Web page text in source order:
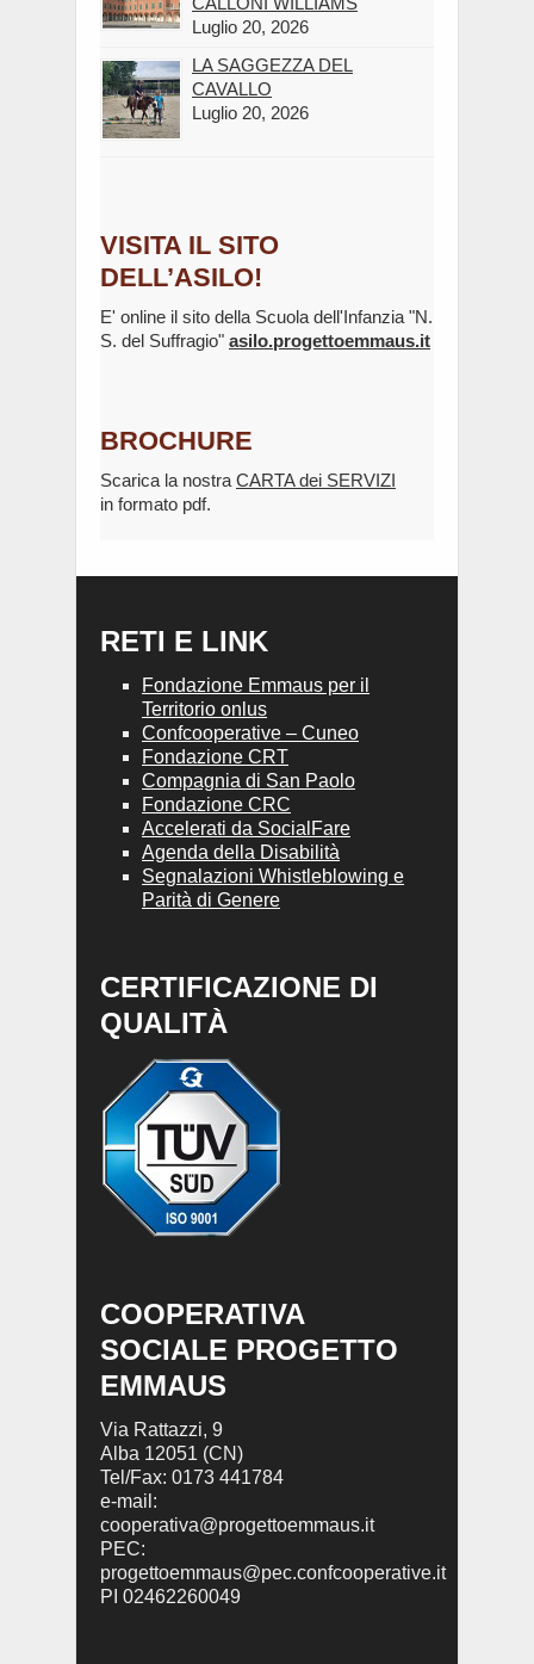
Luglio 20, 2026
LA SAGGEZZA DEL
CAVALLO
Luglio 20, 2026
VISITA IL SITO
DELL’ASILO!
E' online il sito della Scuola dell'Infanzia "N.
S. del Suffragio" asilo.progettoemmaus.it
BROCHURE
Scarica la nostra CARTA dei SERVIZI
in formato pdf.
RETI E LINK
Fondazione Emmaus per il
Territorio onlus
Confcooperative – Cuneo
Fondazione CRT
Compagnia di San Paolo
Fondazione CRC
Accelerati da SocialFare
Agenda della Disabilità
Segnalazioni Whistleblowing e
Parità di Genere
CERTIFICAZIONE DI
QUALITÀ
COOPERATIVA
SOCIALE PROGETTO
EMMAUS
Via Rattazzi, 9
Alba 12051 (CN)
Tel/Fax: 0173 441784
e-mail:
cooperativa@progettoemmaus.it
PEC:
progettoemmaus@pec.confcooperative.it
PI 02462260049